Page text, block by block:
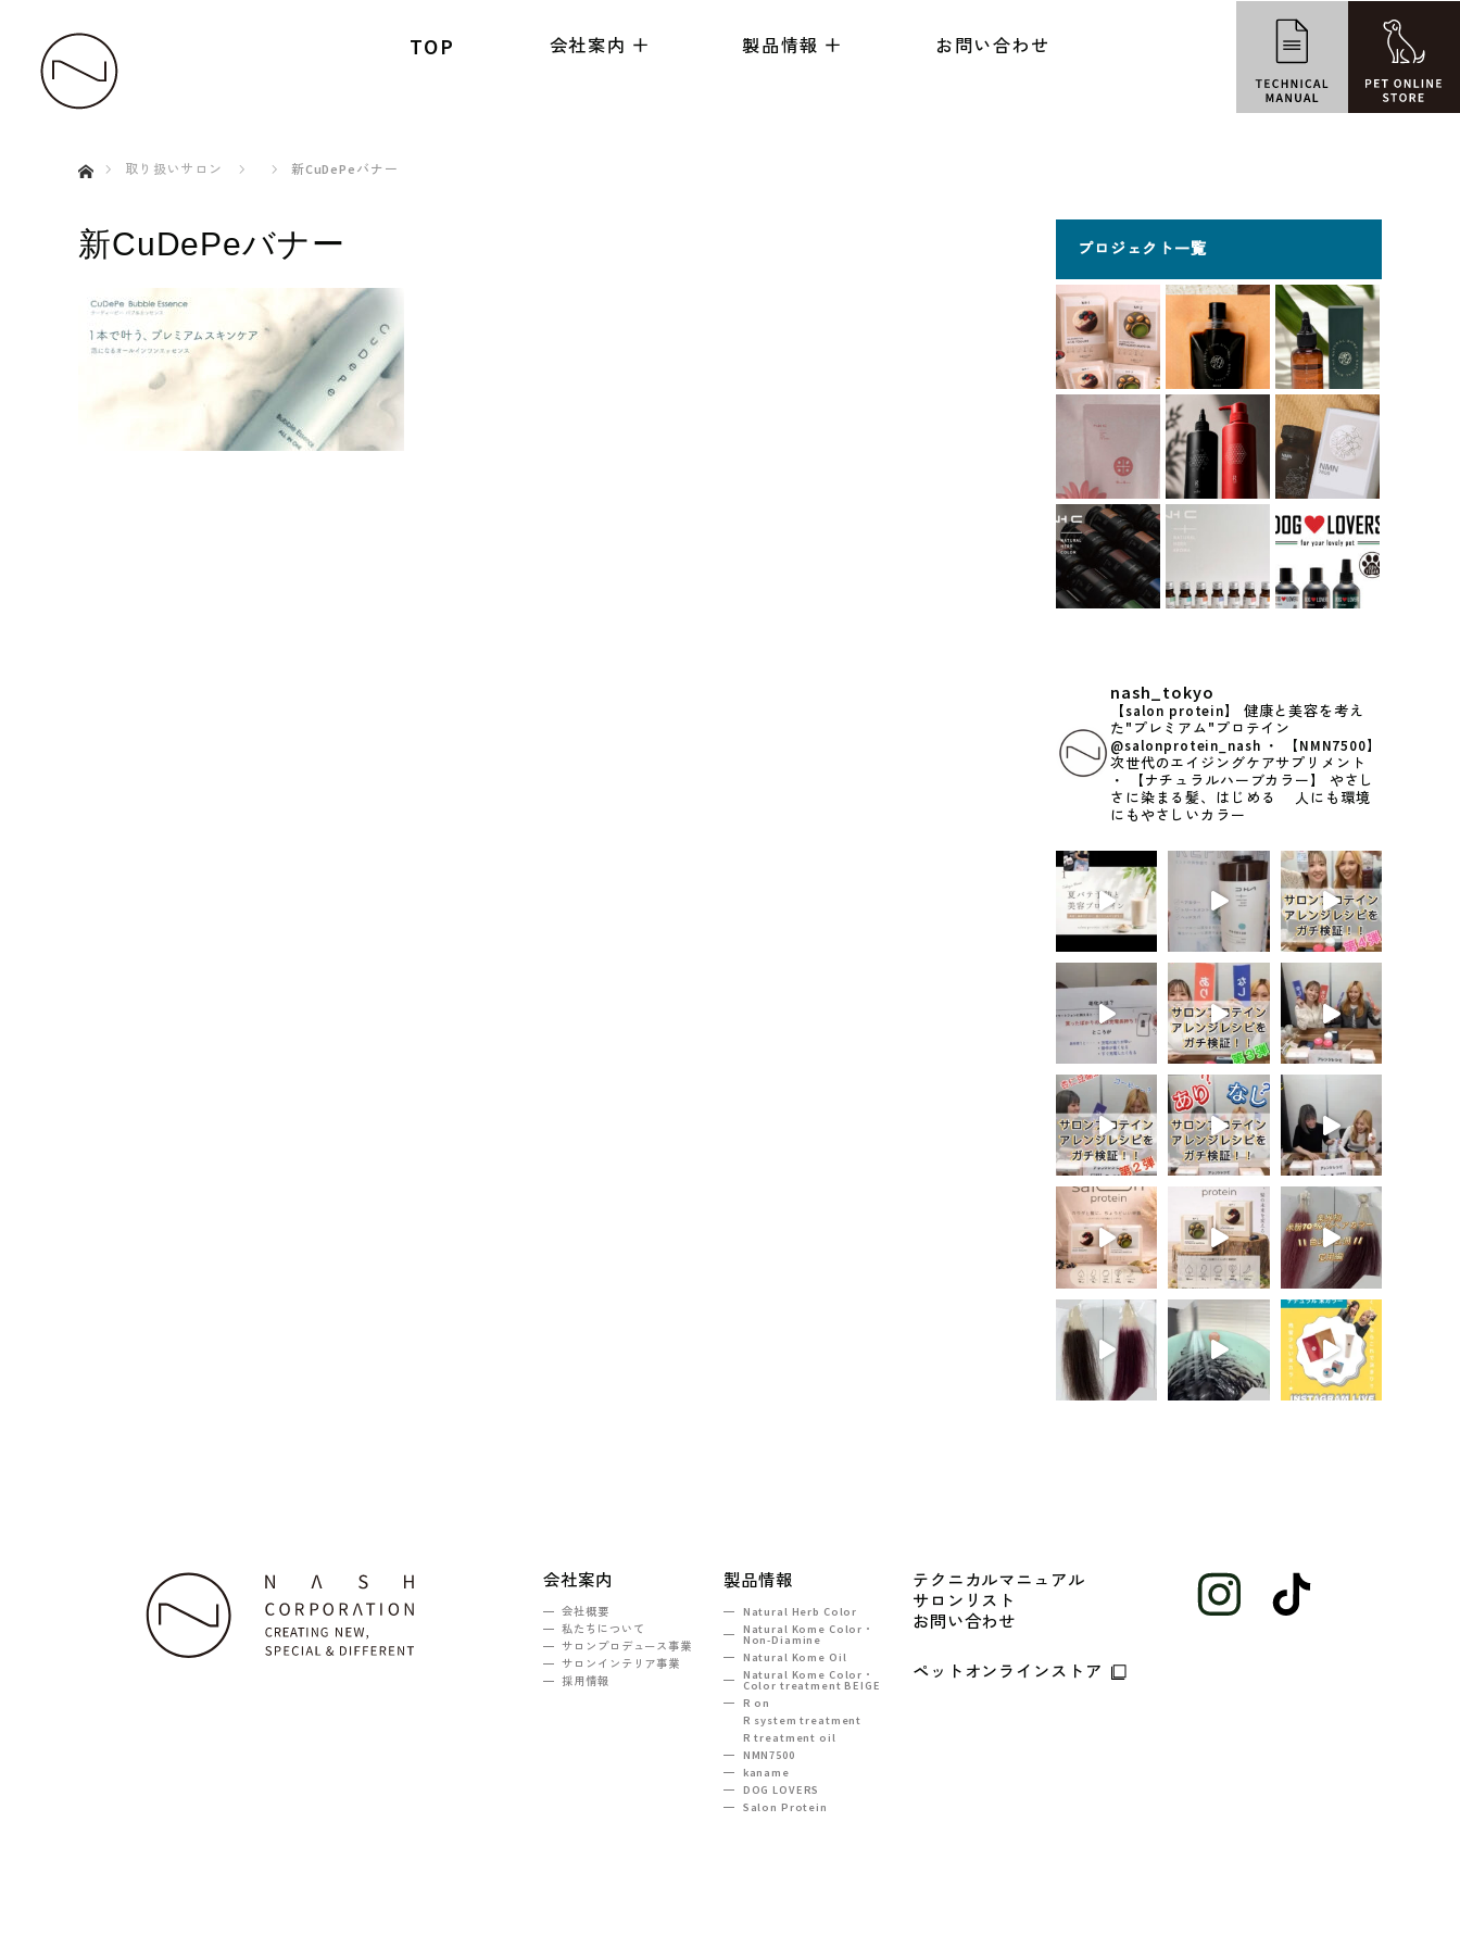
TOP 会社案内 製品情報 お問い合わせ
取り扱いサロン
新CuDePeバナー
新CuDePeバナー プロジェクト一覧
nash_tokyo
【salon protein】 健康と美容を考え
た"プレミアム"プロテイン
@salonprotein_nash ・
【NMN7500】
次世代のエイジングケアサプリメント
・
【ナチュラルハーブカラー】
やさし
さに染まる髪、はじめる
人にも環境
にもやさしいカラー
会社案内
会社概要
私たちについて
サロンプロデュース事業
サロンインテリア事業
採用情報
製品情報
Natural Herb Color
Natural Kome Color・
Non-Diamine
Natural Kome Oil
Natural Kome Color・
Color treatment BEIGE
R on
R system treatment
R treatment oil
NMN7500
kaname
DOG LOVERS
Salon Protein
テクニカルマニュアル
サロンリスト
お問い合わせ
ペットオンラインストア